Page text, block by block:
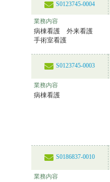
S0123745-0004
業務内容
病棟看護 外来看護
手術室看護
S0123745-0003
業務内容
病棟看護
S0186837-0010
業務内容